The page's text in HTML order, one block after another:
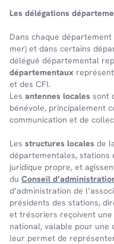
Les délé­ga­tions
Dans chaque
mer) et dans certains
délé­gué dépar­te­men­tal
départementaux
et des CFI.
Les antennes locales sont
bénévole, principalement
communication et de
Les structures locales de
départementales, stations
juridique propre, et
du Conseil
d’administration de
présidents des stations,
et trésoriers reçoivent
national, valable pour une
leur permet de